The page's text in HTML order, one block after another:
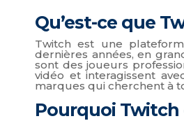
Qu’est-ce que
Twitch est une
dernières années, en
sont des joueurs
vidéo et interagissent
marques qui cherchent à
Pourquoi Twitch